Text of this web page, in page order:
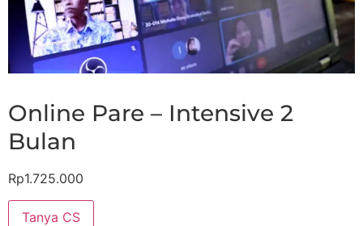
Online Pare – Intensive 2
Bulan
Rp1.725.000
Tanya CS